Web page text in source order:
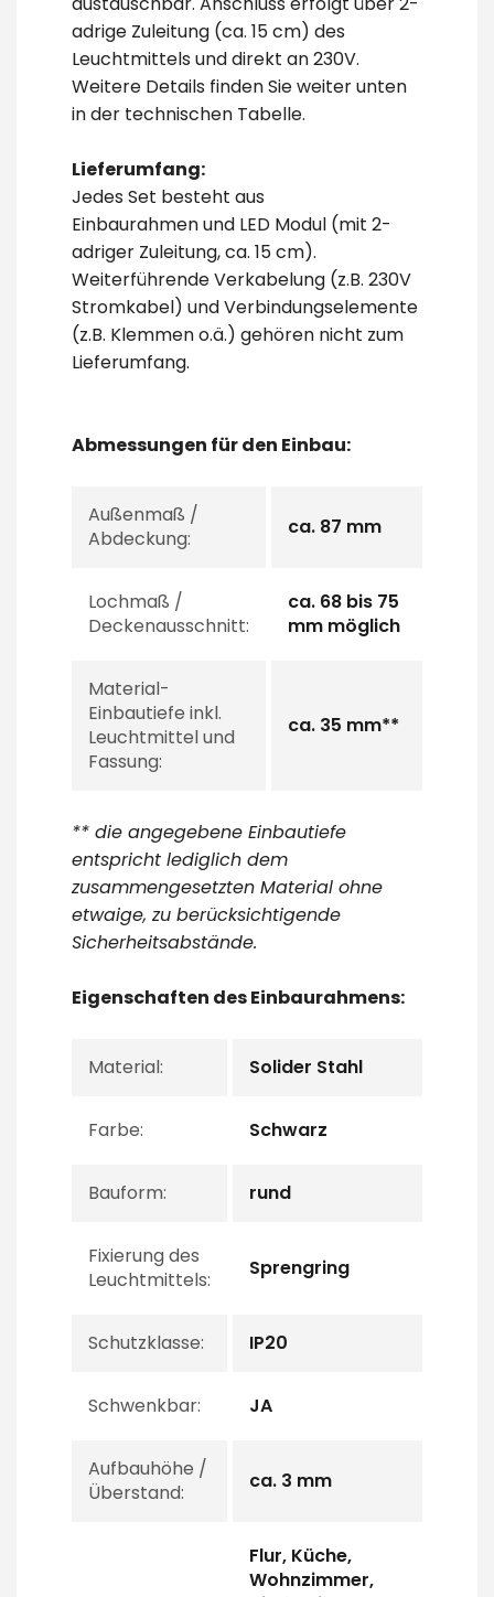
adrige Zuleitung (ca. 15 cm) des
Leuchtmittels und direkt an 230V.
Weitere Details finden Sie weiter unten
in der technischen Tabelle.
Lieferumfang:
Jedes Set besteht aus
Einbaurahmen und LED Modul (mit 2-
adriger Zuleitung, ca. 15 cm).
Weiterführende Verkabelung (z.B. 230V
Stromkabel) und Verbindungselemente
(z.B. Klemmen o.ä.) gehören nicht zum
Lieferumfang.
Abmessungen für den Einbau:
Außenmaß /
Abdeckung:
ca. 87 mm
Lochmaß /
Deckenausschnitt:
ca. 68 bis 75
mm möglich
Material-
Einbautiefe inkl.
Leuchtmittel und
Fassung:
ca. 35 mm**
** die angegebene Einbautiefe
entspricht lediglich dem
zusammengesetzten Material ohne
etwaige, zu berücksichtigende
Sicherheitsabstände.
Eigenschaften des Einbaurahmens:
Material: Solider Stahl
Farbe: Schwarz
Bauform: rund
Fixierung des
Leuchtmittels:
Sprengring
Schutzklasse: IP20
Schwenkbar: JA
Aufbauhöhe /
Überstand:
ca. 3 mm
Flur, Küche,
Wohnzimmer,